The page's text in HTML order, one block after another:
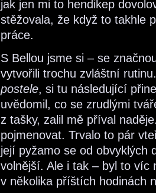
jak jen mi to hendikep
stěžovala, že když to takhle
práce.
S Bellou jsme si – se
vytvořili trochu zvláštní
postele, si tu následující
uvědomil, co se zrudlými
z tašky, zalil mě příval
pojmenovat. Trvalo to pár
její pyžamo se od obvyklých
volnější. Ale i tak – byl to víc
v několika příštích hodinách